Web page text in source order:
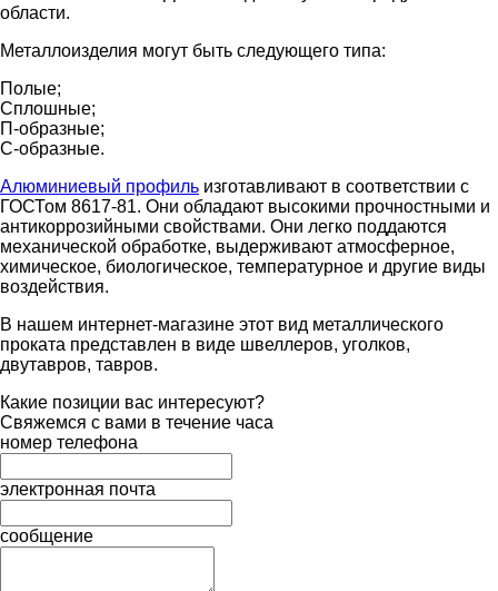
области.
Металлоизделия могут быть следующего типа:
Полые;
Сплошные;
П-образные;
С-образные.
Алюминиевый профиль изготавливают в соответствии с
ГОСТом 8617-81. Они обладают высокими прочностными и
антикоррозийными свойствами. Они легко поддаются
механической обработке, выдерживают атмосферное,
химическое, биологическое, температурное и другие виды
воздействия.
В нашем интернет-магазине этот вид металлического
проката представлен в виде швеллеров, уголков,
двутавров, тавров.
Какие позиции вас интересуют?
Свяжемся с вами в течение часа
номер телефона
электронная почта
сообщение